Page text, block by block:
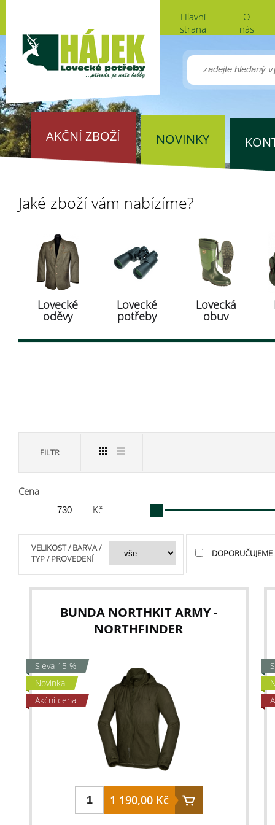
Hlavní
strana
O
nás
AKČNÍ ZBOŽÍ NOVINKY
Jaké zboží vám nabízíme?
Lovecké
oděvy
Lovecké
potřeby
Lovecká
obuv
FILTR
Cena
Kč
VELIKOST / BARVA /
TYP / PROVEDENÍ
DOPORUČUJEME
BUNDA NORTHKIT ARMY -
NORTHFINDER
Sleva 15 %
Novinka
Akční cena
1 190,00 Kč